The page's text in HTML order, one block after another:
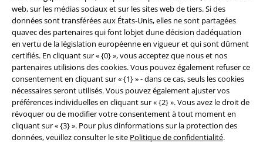
web, sur les médias sociaux et sur les sites web de tiers. Si des
données sont transférées aux États-Unis, elles ne sont partagées
quavec des partenaires qui font lobjet dune décision dadéquation
en vertu de la législation européenne en vigueur et qui sont dûment
certifiés. En cliquant sur « {0} », vous acceptez que nous et nos
partenaires utilisions des cookies. Vous pouvez également refuser ce
consentement en cliquant sur « {1} » - dans ce cas, seuls les cookies
nécessaires seront utilisés. Vous pouvez également ajuster vos
préférences individuelles en cliquant sur « {2} ». Vous avez le droit de
révoquer ou de modifier votre consentement à tout moment en
cliquant sur « {3} ». Pour plus dinformations sur la protection des
données, veuillez consulter le site Politique de confidentialité.
Conditions générales
Éditeur
Clauses de confidentialité
Élimination des déchets et protection de l'environnement
Déclaration de Conformité